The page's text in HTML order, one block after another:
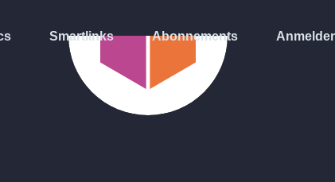
Smartlinks Abonnements